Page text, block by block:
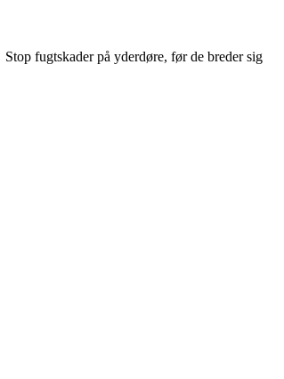
Stop fugtskader på yderdøre, før de breder sig